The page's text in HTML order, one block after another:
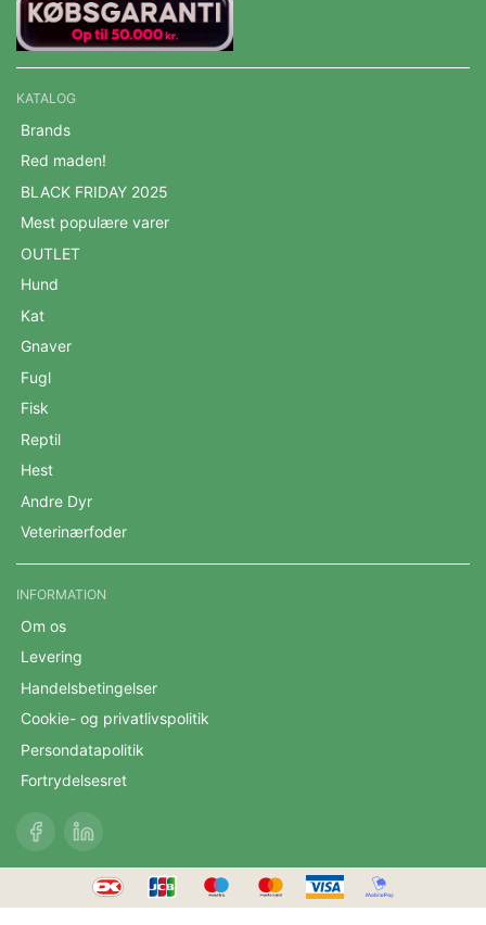
KATALOG
Brands
Red maden!
BLACK FRIDAY 2025
Mest populære varer
OUTLET
Hund
Kat
Gnaver
Fugl
Fisk
Reptil
Hest
Andre Dyr
Veterinærfoder
INFORMATION
Om os
Levering
Handelsbetingelser
Cookie- og privatlivspolitik
Persondatapolitik
Fortrydelsesret